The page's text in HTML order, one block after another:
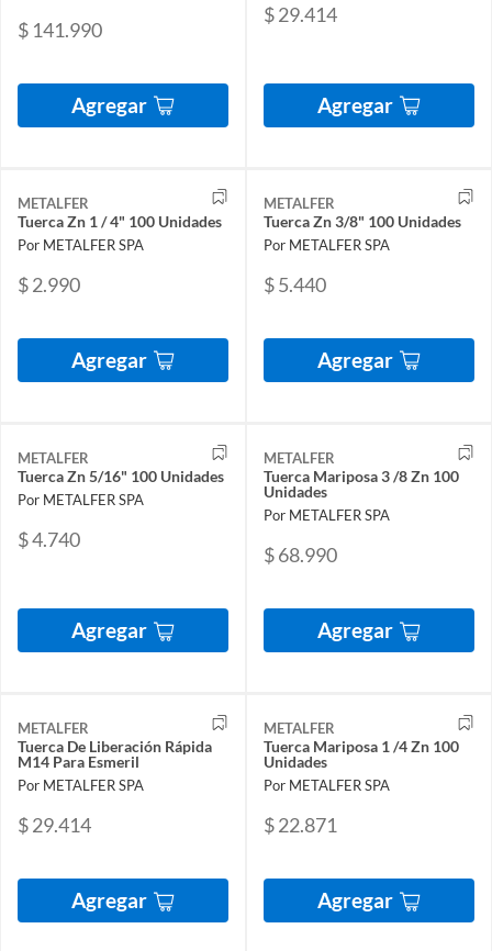
$ 141.990
Agregar
$ 29.414
Agregar
METALFER
Tuerca Zn 1 / 4" 100 Unidades
Por METALFER SPA
$ 2.990
Agregar
METALFER
Tuerca Zn 3/8" 100 Unidades
Por METALFER SPA
$ 5.440
Agregar
METALFER
Tuerca Zn 5/16" 100 Unidades
Por METALFER SPA
$ 4.740
Agregar
METALFER
Tuerca Mariposa 3 /8 Zn 100
Unidades
Por METALFER SPA
$ 68.990
Agregar
METALFER
Tuerca De Liberación Rápida
M14 Para Esmeril
Por METALFER SPA
$ 29.414
Agregar
METALFER
Tuerca Mariposa 1 /4 Zn 100
Unidades
Por METALFER SPA
$ 22.871
Agregar